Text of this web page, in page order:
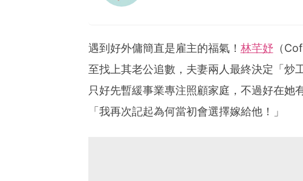
遇到好外傭簡直是雇主的福氣！ 林芊妤（
至找上其老公追數，夫妻兩人最終決定「
只好先暫緩事業專注照顧家庭，不過好在她
「我再次記起為何當初會選擇嫁給他！」